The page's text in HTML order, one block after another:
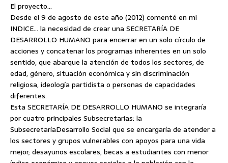
El proyecto…
Desde el 9 de agosto de este año (2012) comenté en mi
INDICE… la necesidad de crear una SECRETARÍA DE
DESARROLLO HUMANO para encerrar en un solo círculo de
acciones y concatenar los programas inherentes en un solo
sentido, que abarque la atención de todos los sectores, de
edad, género, situación económica y sin discriminación
religiosa, ideología partidista o personas de capacidades
diferentes.
Esta SECRETARÍA DE DESARROLLO HUMANO se integraría
por cuatro principales Subsecretarias: la
SubsecretaríaDesarrollo Social que se encargaría de atender a
los sectores y grupos vulnerables con apoyos para una vida
mejor; desayunos escolares, becas a estudiantes con menor